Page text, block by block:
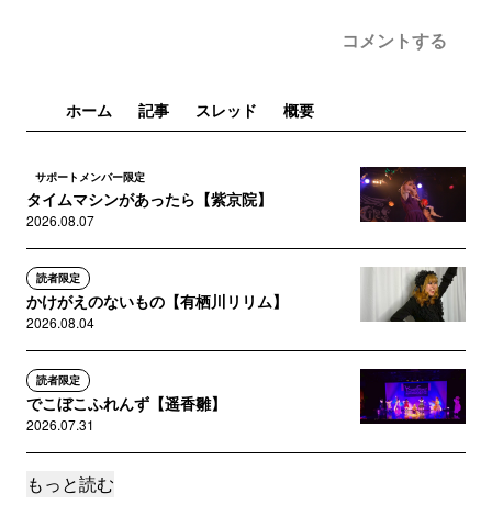
コメントする
ホーム 記事 スレッド 概要
サポートメンバー限定
タイムマシンがあったら【紫京院】
2026.08.07
読者限定
かけがえのないもの【有栖川リリム】
2026.08.04
読者限定
でこぼこふれんず【遥香雛】
2026.07.31
読者限定
もっと読む